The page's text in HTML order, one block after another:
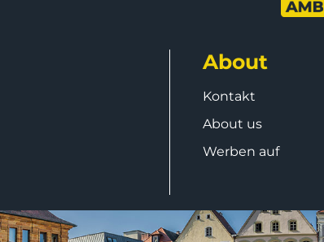
About
Kontakt
About us
Werben auf